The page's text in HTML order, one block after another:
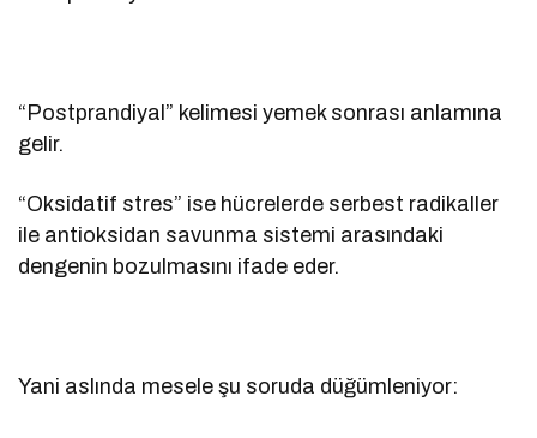
“Postprandiyal” kelimesi yemek sonrası anlamına
gelir.
“Oksidatif stres” ise hücrelerde serbest radikaller
ile antioksidan savunma sistemi arasındaki
dengenin bozulmasını ifade eder.
Yani aslında mesele şu soruda düğümleniyor: